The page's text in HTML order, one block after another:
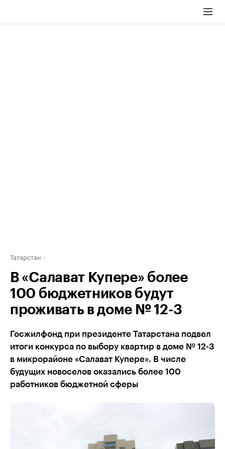
Татарстан
В «Салават Купере» более
100 бюджетников будут
проживать в доме № 12-3
Госжилфонд при президенте Татарстана подвел
итоги конкурса по выбору квартир в доме № 12-3
в микрорайоне «Салават Купере». В числе
будущих новоселов оказались более 100
работников бюджетной сферы